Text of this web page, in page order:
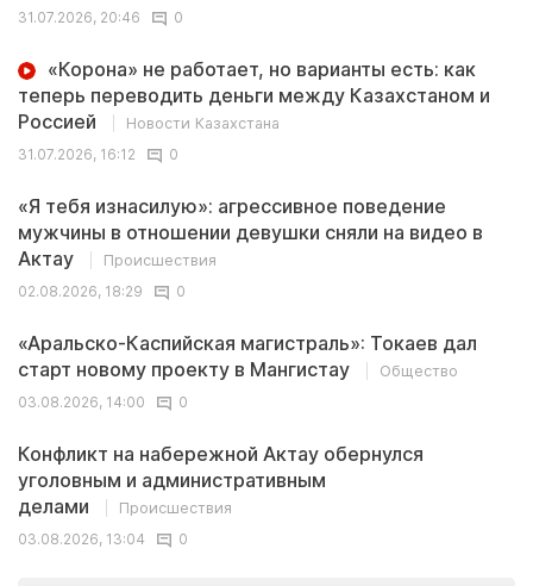
31.07.2026, 20:46
0
«Корона» не работает, но варианты есть: как
теперь переводить деньги между Казахстаном и
Россией
Новости Казахстана
31.07.2026, 16:12
0
«Я тебя изнасилую»: агрессивное поведение
мужчины в отношении девушки сняли на видео в
Актау
Происшествия
02.08.2026, 18:29
0
«Аральско-Каспийская магистраль»: Токаев дал
старт новому проекту в Мангистау
Общество
03.08.2026, 14:00
0
Конфликт на набережной Актау обернулся
уголовным и административным
делами
Происшествия
03.08.2026, 13:04
0